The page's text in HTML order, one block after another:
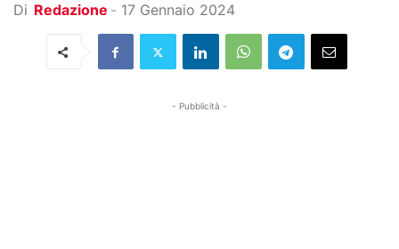
Di Redazione - 17 Gennaio 2024
- Pubblicità -